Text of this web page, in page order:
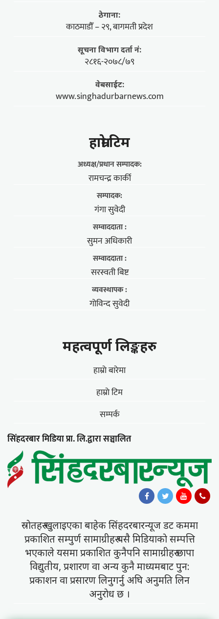
ठेगाना:
काठमाडौँ – २९, बागमती प्रदेश
सूचना विभाग दर्ता नं:
२८१६-२०७८/७९
वेबसाईट:
www.singhadurbarnews.com
हाम्राे टिम
अध्यक्ष/प्रधान सम्पादक:
रामचन्द्र कार्की
सम्पादक:
गंगा सुवेदी
सम्वाददाता :
सुमन अधिकारी
सम्वाददाता :
सरस्वती बिष्ट
व्यवस्थापक :
गोविन्द सुवेदी
महत्वपूर्ण लिङ्कहरु
हाम्राे बारेमा
हाम्राे टिम
सम्पर्क
सिंहदरबार मिडिया प्रा. लि.द्वारा सञ्चालित
स्राेतहरु खुलाइएका बाहेक सिंहदरबारन्यूज डट कममा
प्रकाशित सम्पुर्ण सामाग्रीहरु यसै मिडियाकाे सम्पत्ति
भएकाले यसमा प्रकाशित कुनैपनि सामाग्रीहरु छापा
विद्युतीय, प्रशारण वा अन्य कुनै माध्यमबाट पुन:
प्रकाशन वा प्रसारण लिनुगर्नु अघि अनुमति लिन
अनुराेध छ ।